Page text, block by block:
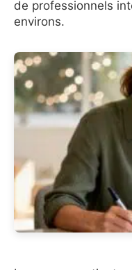
de professionnels
environs.